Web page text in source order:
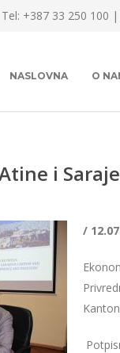
+387 33 250 100 |
NASLOVNA O
i
/